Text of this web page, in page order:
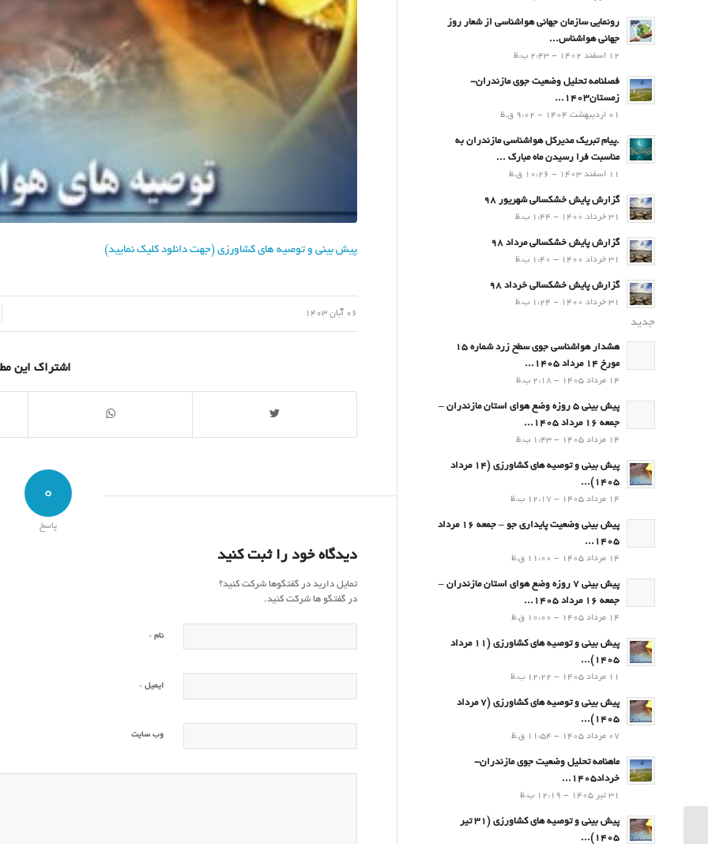
پیش بینی و توصیه های کشاورزی (جهت دانلود کلیک نمایید)
06 آبان 1403
اشتراک این
0
پاسخ
دیدگاه خود را ثبت کنید
تمایل دارید در گفتگوها شرکت کنید؟
در گفتگو ها شرکت کنید.
نام *
ایمیل *
وب‌ سایت
رونمایی سازمان جهانی هواشناسی از شعار روز
جهانی هواشناس...
12 اسفند 1402 - 2:43 ب.ظ
فصلنامه تحلیل وضعیت جوی مازندران-
زمستان۱۴۰۳...
01 اردیبهشت 1404 - 9:02 ق.ظ
.پيام تبريك مدیرکل هواشناسی مازندران به
مناسبت فرا رسيدن ماه مبارك ...
11 اسفند 1403 - 10:26 ق.ظ
گزارش پایش خشکسالی شهریور 98
31 خرداد 1400 - 1:44 ب.ظ
گزارش پایش خشکسالی مرداد 98
31 خرداد 1400 - 1:40 ب.ظ
گزارش پایش خشکسالی خرداد 98
31 خرداد 1400 - 1:24 ب.ظ
جدید
هشدار هواشناسی جوی سطح زرد شماره 15
مورخ 14 مرداد 1405...
14 مرداد 1405 - 2:18 ب.ظ
پیش بینی 5 روزه وضع هوای استان مازندران –
جمعه 16 مرداد 1405...
14 مرداد 1405 - 1:43 ب.ظ
پیش بینی و توصیه های کشاورزی (14 مرداد
۱۴۰۵)...
14 مرداد 1405 - 12:17 ب.ظ
پیش بینی وضعیت پایداری جو – جمعه 16 مرداد
1405...
14 مرداد 1405 - 11:00 ق.ظ
پیش بینی 7 روزه وضع هوای استان مازندران –
جمعه 16 مرداد 1405...
14 مرداد 1405 - 10:00 ق.ظ
پیش بینی و توصیه های کشاورزی (11 مرداد
۱۴۰۵)...
11 مرداد 1405 - 12:22 ب.ظ
پیش بینی و توصیه های کشاورزی (7 مرداد
۱۴۰۵)...
07 مرداد 1405 - 11:54 ق.ظ
ماهنامه تحلیل وضعیت جوی مازندران-
خرداد1405...
31 تیر 1405 - 12:19 ب.ظ
پیش بینی و توصیه های کشاورزی (31 تیر
۱۴۰۵)...
برگزاری دوره آموزشی “کمک